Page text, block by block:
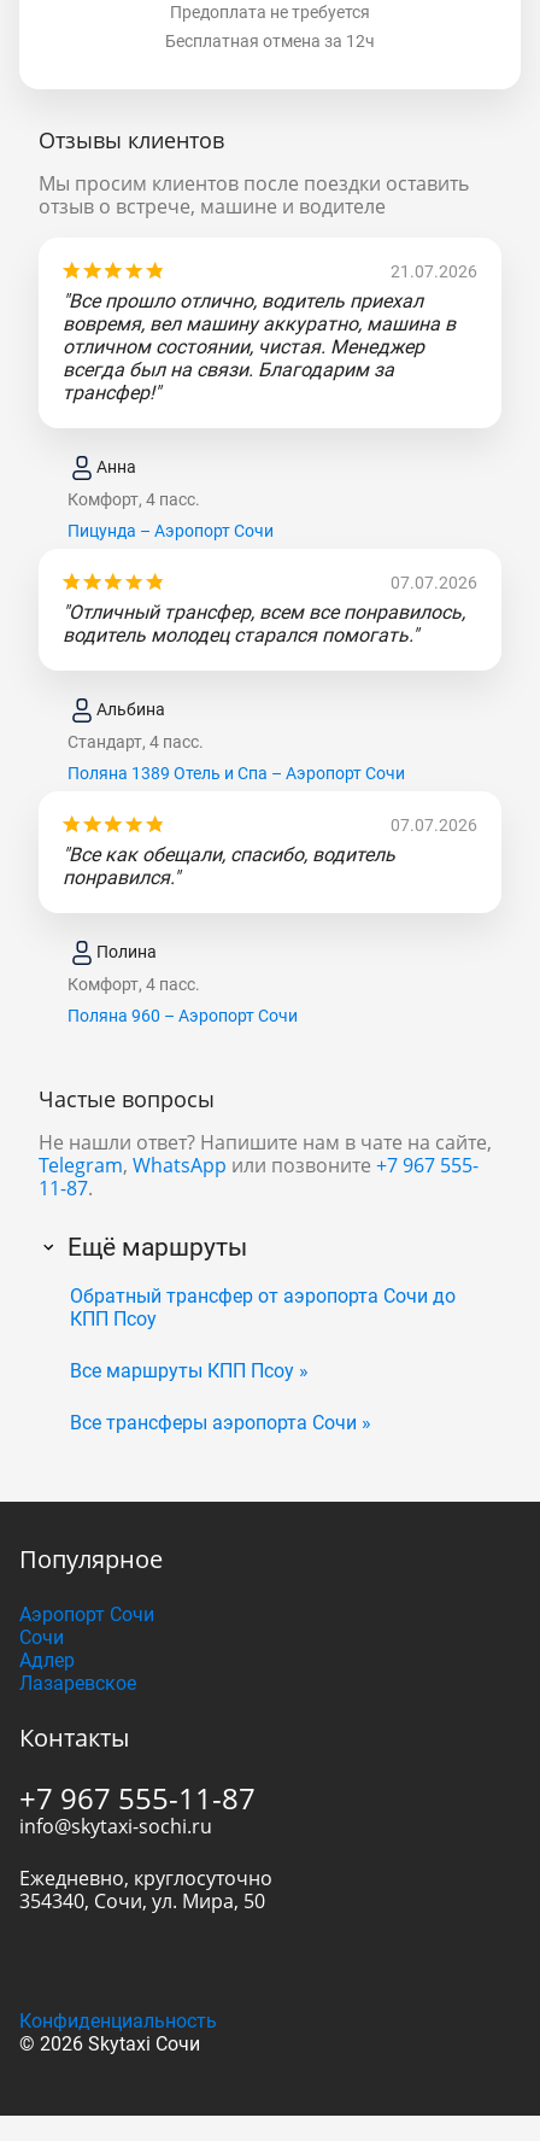
Предоплата не требуется
Бесплатная отмена за 12ч
Отзывы клиентов
Мы просим клиентов после поездки оставить
отзыв о встрече, машине и водителе
21.07.2026
"Все прошло отлично, водитель приехал
вовремя, вел машину аккуратно, машина в
отличном состоянии, чистая. Менеджер
всегда был на связи. Благодарим за
трансфер!"
Анна
Комфорт, 4 пасс.
Пицунда – Аэропорт Сочи
07.07.2026
"Отличный трансфер, всем все понравилось,
водитель молодец старался помогать."
Альбина
Стандарт, 4 пасс.
Поляна 1389 Отель и Спа – Аэропорт Сочи
07.07.2026
"Все как обещали, спасибо, водитель
понравился."
Полина
Комфорт, 4 пасс.
Поляна 960 – Аэропорт Сочи
Частые вопросы
Не нашли ответ? Напишите нам в чате на сайте,
Telegram, WhatsApp или позвоните +7 967 555-
11-87.
Ещё маршруты
Обратный трансфер от аэропорта Сочи до
КПП Псоу
Все маршруты КПП Псоу »
Все трансферы аэропорта Сочи »
Популярное
Аэропорт Сочи
Сочи
Адлер
Лазаревское
Контакты
+7 967 555-11-87
info@skytaxi-sochi.ru
Ежедневно, круглосуточно
354340, Сочи, ул. Мира, 50
© 2026 Skytaxi Сочи
Конфиденциальность